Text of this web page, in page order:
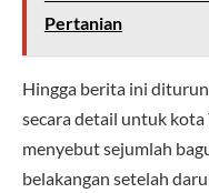
Pertanian
Hingga berita ini
secara detail untuk kota
menyebut sejumlah
belakangan setelah